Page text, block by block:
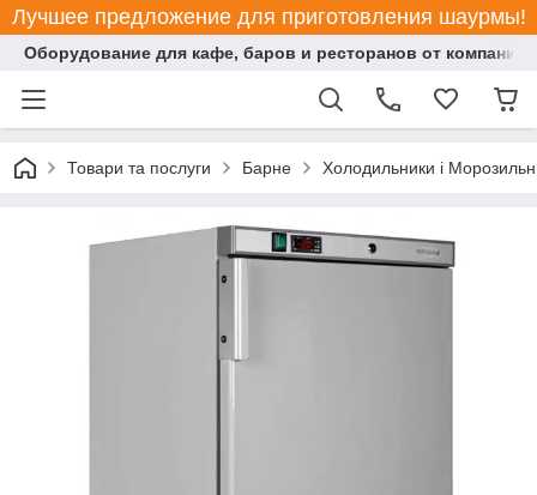
Лучшее предложение для приготовления шаурмы!
Оборудование для кафе, баров и ресторанов от компании
Товари та послуги Барне Холодильники і